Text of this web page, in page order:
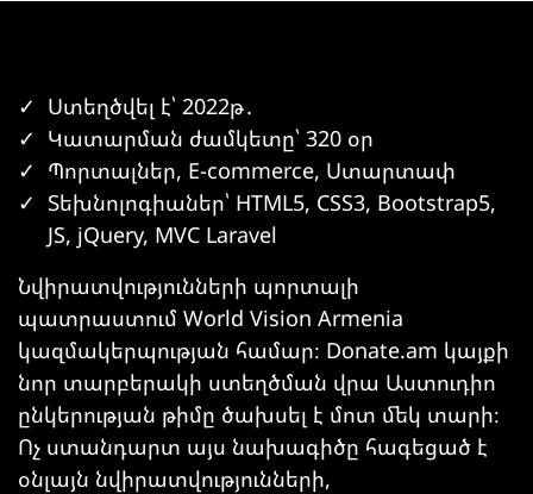
Ստեղծվել է՝ 2022թ․
Կատարման ժամկետը՝ 320 օր
Պորտալներ, E-commerce, Ստարտափ
Տեխնոլոգիաներ՝ HTML5, CSS3, Bootstrap5,
JS, jQuery, MVC Laravel
Նվիրատվությունների պորտալի
պատրաստում World Vision Armenia
կազմակերպության համար։ Donate.am կայքի
նոր տարբերակի ստեղծման վրա Աստուդիո
ընկերության թիմը ծախսել է մոտ մեկ տարի։
Ոչ ստանդարտ այս նախագիծը հագեցած է
օնլայն նվիրատվությունների,